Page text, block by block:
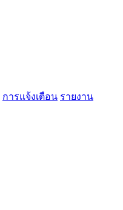
การแจ้งเตือน รายงาน